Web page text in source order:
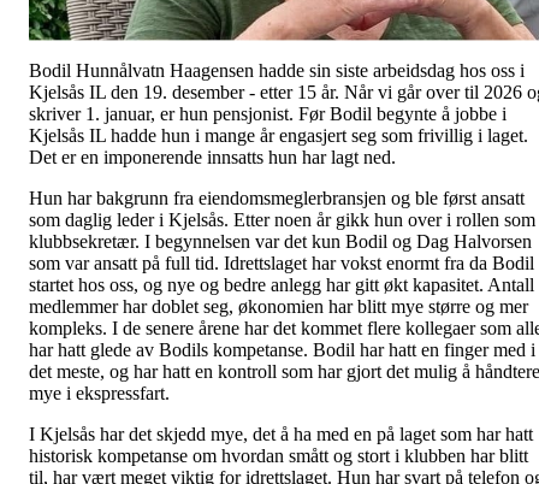
Bodil Hunnålvatn Haagensen hadde sin siste arbeidsdag hos oss i
Kjelsås IL den 19. desember - etter 15 år. Når vi går over til 2026
skriver 1. januar, er hun pensjonist. Før Bodil begynte å jobbe i
Kjelsås IL hadde hun i mange år engasjert seg som frivillig i laget.
Det er en imponerende innsatts hun har lagt ned.
Hun har bakgrunn fra eiendomsmeglerbransjen og ble først ansatt
som daglig leder i Kjelsås. Etter noen år gikk hun over i rollen som
klubbsekretær. I begynnelsen var det kun Bodil og Dag Halvorsen
som var ansatt på full tid. Idrettslaget har vokst enormt fra da Bodil
startet hos oss, og nye og bedre anlegg har gitt økt kapasitet. Antall
medlemmer har doblet seg, økonomien har blitt mye større og mer
kompleks. I de senere årene har det kommet flere kollegaer som
har hatt glede av Bodils kompetanse. Bodil har hatt en finger med i
det meste, og har hatt en kontroll som har gjort det mulig å håndtere
mye i ekspressfart.
I Kjelsås har det skjedd mye, det å ha med en på laget som har hatt
historisk kompetanse om hvordan smått og stort i klubben har blitt
til, har vært meget viktig for idrettslaget. Hun har svart på telefon